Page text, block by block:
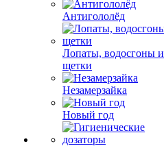
Антигололёд
Лопаты, водосгоны и
щетки
Незамерзайка
Новый год